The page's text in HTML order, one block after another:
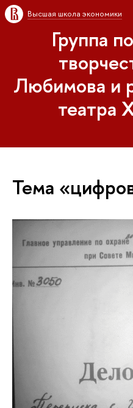
Высшая школа экономики
Группа
Любимова и
театра
Тема